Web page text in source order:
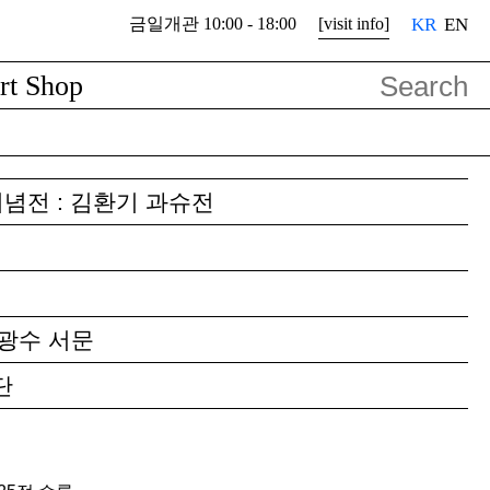
금일개관 10:00 - 18:00 [visit info] KR EN
Shop
전 : 김환기 과슈전
수 서문